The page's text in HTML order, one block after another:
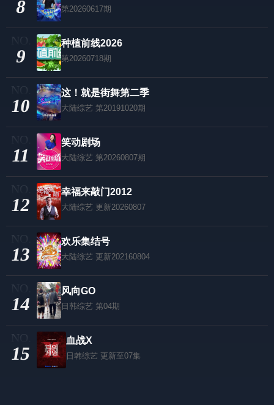
8 第20260617期
9
种植前线2026
第20260718期
10
这！就是街舞第二季
大陆综艺 第20191020期
11
笑动剧场
大陆综艺 第20260807期
12
幸福来敲门2012
大陆综艺 更新20260807
13
欢乐集结号
大陆综艺 更新202160804
14
风向GO
日韩综艺 第04期
15
血战X
日韩综艺 更新至07集